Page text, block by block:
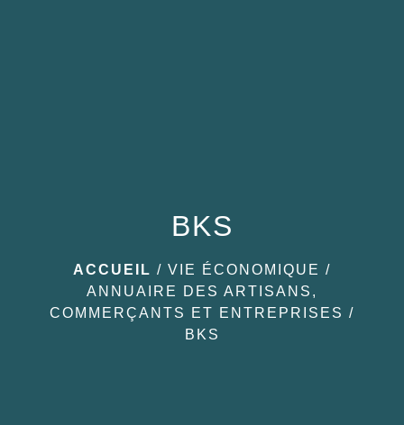
BKS
ACCUEIL / VIE ÉCONOMIQUE /
ANNUAIRE DES ARTISANS,
COMMERÇANTS ET ENTREPRISES /
BKS